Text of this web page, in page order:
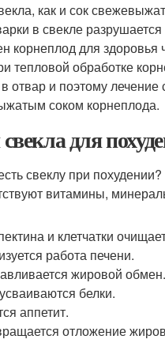
как и сок
в свекле
корнеплод для здоровья
тепловой обработке
отвар и поэтому
соком корнеплода.
для
свеклу при
витамины,
и клетчатки
работа печени.
жировой обмен.
белки.
аппетит.
отложение